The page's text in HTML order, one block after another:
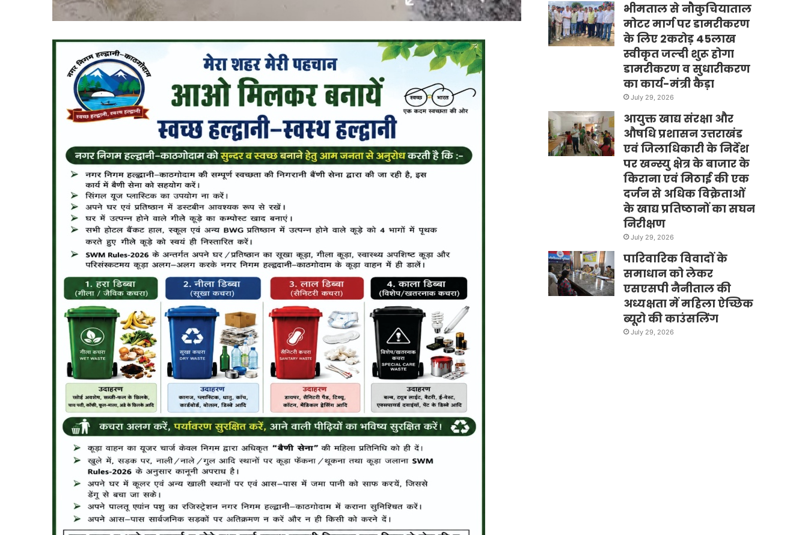
भीमताल से नौकुचियाताल
मोटर मार्ग पर डामरीकरण
के लिए 2करोड़ 45लाख
स्वीकृत जल्दी शुरू होगा
डामरीकरण व सुधारीकरण
का कार्य-मंत्री कैड़ा
July 29, 2026
आयुक्त खाद्य संरक्षा और
औषधि प्रशासन उत्तराखंड
एवं जिलाधिकारी के निर्देश
पर खन्स्यु क्षेत्र के बाजार के
किराना एवं मिठाई की एक
दर्जन से अधिक विक्रेताओं
के खाद्य प्रतिष्ठानों का सघन
निरीक्षण
July 29, 2026
पारिवारिक विवादों के
समाधान को लेकर
एसएसपी नैनीताल की
अध्यक्षता में महिला ऐच्छिक
ब्यूरो की काउंसलिंग
July 29, 2026